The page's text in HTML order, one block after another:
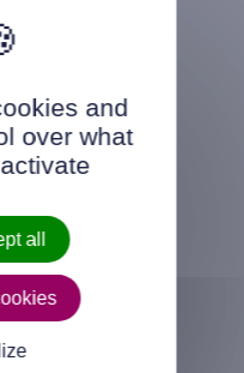
and
over what
all